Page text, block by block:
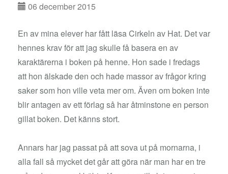
06 december 2015
En av mina elever har fått läsa Cirkeln av Hat. Det var
hennes krav för att jag skulle få basera en av
karaktärerna i boken på henne. Hon sade i fredags
att hon älskade den och hade massor av frågor kring
saker som hon ville veta mer om. Även om boken inte
blir antagen av ett förlag så har åtminstone en person
gillat boken. Det känns stort.
Annars har jag passat på att sova ut på mornarna, i
alla fall så mycket det går att göra när man har en tre